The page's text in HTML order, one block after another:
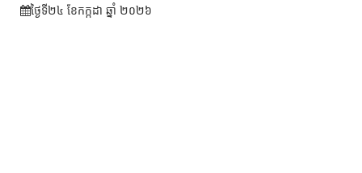
ថ្ងៃទី២៤ ខែ​កក្កដា ឆ្នាំ ២០២៦